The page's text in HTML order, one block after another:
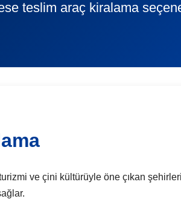
teslim araç kiralama
ve çini kültürüyle öne çıkan